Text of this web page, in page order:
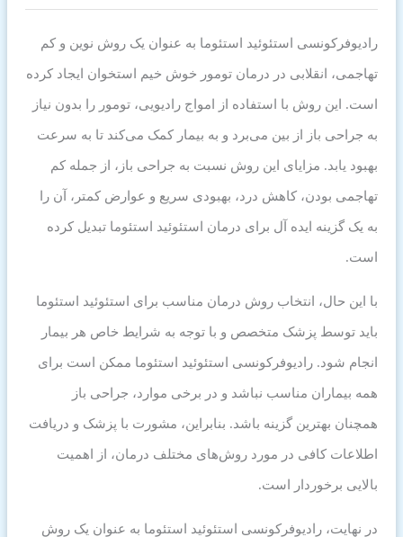
رادیوفرکونسی استئوئید استئوما به عنوان یک روش نوین و کم
تهاجمی، انقلابی در درمان تومور خوش خیم استخوان ایجاد کرده
است. این روش با استفاده از امواج رادیویی، تومور را بدون نیاز
به جراحی باز از بین می‌برد و به بیمار کمک می‌کند تا به سرعت
بهبود یابد. مزایای این روش نسبت به جراحی باز، از جمله کم
تهاجمی بودن، کاهش درد، بهبودی سریع و عوارض کمتر، آن را
به یک گزینه ایده آل برای درمان استئوئید استئوما تبدیل کرده
است.
با این حال، انتخاب روش درمان مناسب برای استئوئید استئوما
باید توسط پزشک متخصص و با توجه به شرایط خاص هر بیمار
انجام شود. رادیوفرکونسی استئوئید استئوما ممکن است برای
همه بیماران مناسب نباشد و در برخی موارد، جراحی باز
همچنان بهترین گزینه باشد. بنابراین، مشورت با پزشک و دریافت
اطلاعات کافی در مورد روش‌های مختلف درمان، از اهمیت
بالایی برخوردار است.
در نهایت، رادیوفرکونسی استئوئید استئوما به عنوان یک روش